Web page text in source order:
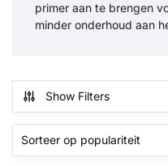
primer aan te brengen
minder onderhoud aan
Show Filters